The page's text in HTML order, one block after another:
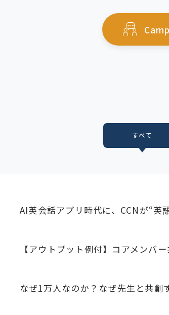
すべて
AI英会話アプリ時代に、CCNが“英
【アウトプット例付】コアメンバ
なぜ1万人なのか？なぜ先生と共創